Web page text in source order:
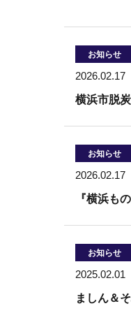
お知らせ
2026.02.17
横浜市脱
お知らせ
2026.02.17
『横浜も
お知らせ
2025.02.01
ましん＆